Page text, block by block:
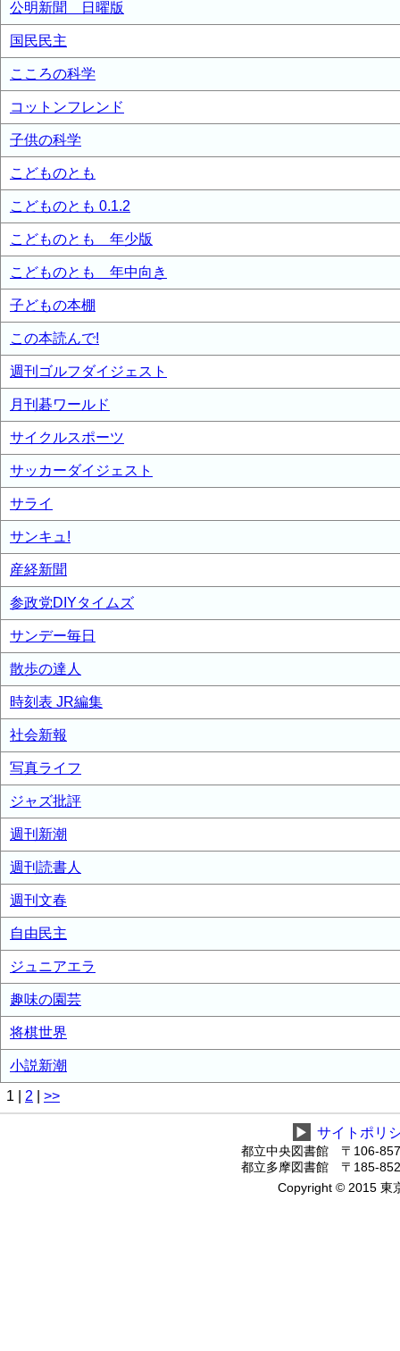
公明新聞 日曜版
国民民主
こころの科学
コットンフレンド
子供の科学
こどものとも
こどものとも 0.1.2
こどものとも 年少版
こどものとも 年中向き
子どもの本棚
この本読んで!
週刊ゴルフダイジェスト
月刊碁ワールド
サイクルスポーツ
サッカーダイジェスト
サライ
サンキュ!
産経新聞
参政党DIYタイムズ
サンデー毎日
散歩の達人
時刻表 JR編集
社会新報
写真ライフ
ジャズ批評
週刊新潮
週刊読書人
週刊文春
自由民主
ジュニアエラ
趣味の園芸
将棋世界
小説新潮
1
2 >>
▶ サイトポリ
都立中央図書館 〒106-
都立多摩図書館 〒185-
Copyright © 2015 東